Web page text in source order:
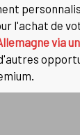
l'achat de
via